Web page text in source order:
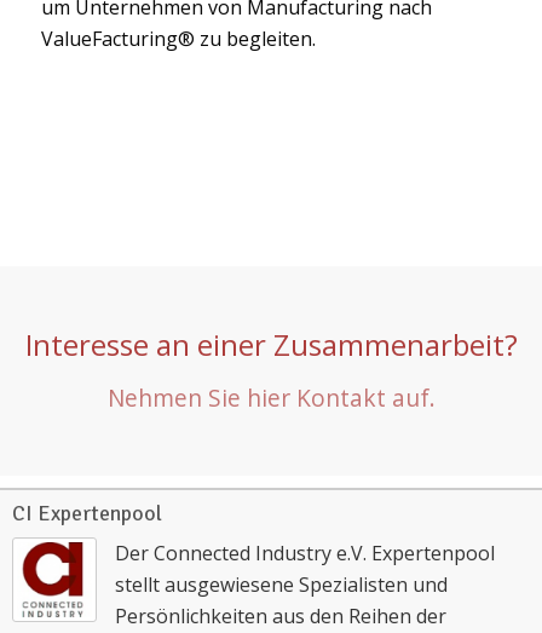
um Unternehmen von Manufacturing nach
ValueFacturing® zu begleiten.
Interesse an einer Zusammenarbeit?
Nehmen Sie hier Kontakt auf.
CI Expertenpool
Der Connected Industry e.V. Expertenpool
stellt ausgewiesene Spezialisten und
Persönlichkeiten aus den Reihen der